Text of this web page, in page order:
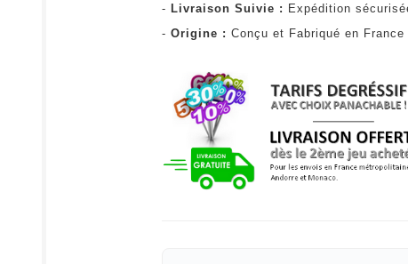
- Livraison Suivie : Expédition
- Origine : Conçu et Fabriqué en France